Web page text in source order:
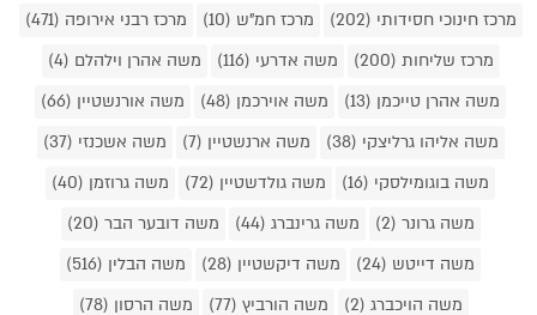
מרכז חינוכי חסידותי (202)
מרכז חמ"ש (10)
מרכז רבני אירופה (471)
מרכז שליחות (200)
משה אדרעי (116)
משה אהרן וילהלם (4)
משה אהרן טייכמן (13)
משה אוירכמן (48)
משה אורנשטיין (66)
משה אליהו גרליצקי (38)
משה ארנשטיין (7)
משה אשכנזי (37)
משה בוגומילסקי (16)
משה גולדשטיין (72)
משה גרוזמן (40)
משה גרונר (2)
משה גרינברג (44)
משה דובער הבר (20)
משה דייטש (24)
משה דיקשטיין (28)
משה הבלין (516)
משה הויכברג (2)
משה הורביץ (77) משה הרסון (78)